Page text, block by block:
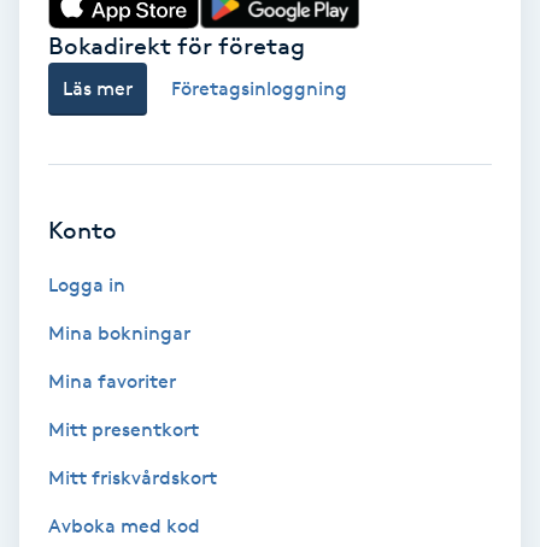
Vårtor
Yogamassage
Zonterapi
Bokadirekt för företag
Läs mer Företagsinloggning
Konto
Logga in
Mina bokningar
Mina favoriter
Mitt presentkort
Mitt friskvårdskort
Avboka med kod